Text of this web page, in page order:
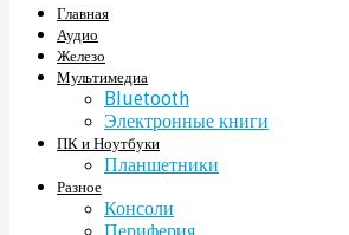
Главная
Аудио
Железо
Мультимедиа
Bluetooth
Электронные книги
ПК и Ноутбуки
Планшетники
Разное
Консоли